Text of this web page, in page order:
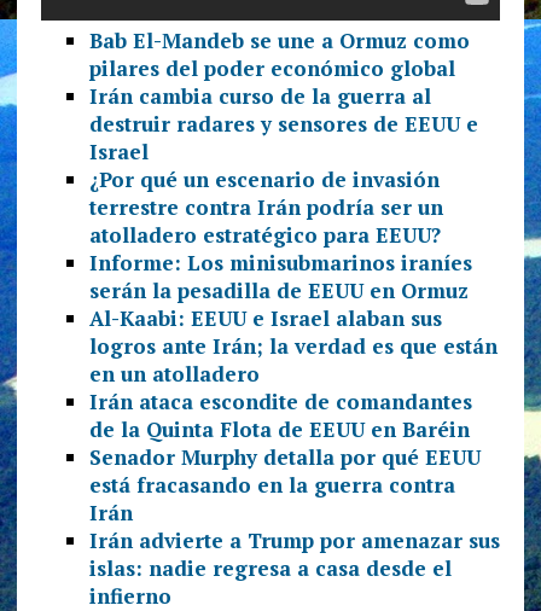
Bab El-Mandeb se une a Ormuz como
pilares del poder económico global
Irán cambia curso de la guerra al
destruir radares y sensores de EEUU e
Israel
¿Por qué un escenario de invasión
terrestre contra Irán podría ser un
atolladero estratégico para EEUU?
Informe: Los minisubmarinos iraníes
serán la pesadilla de EEUU en Ormuz
Al-Kaabi: EEUU e Israel alaban sus
logros ante Irán; la verdad es que están
en un atolladero
Irán ataca escondite de comandantes
de la Quinta Flota de EEUU en Baréin
Senador Murphy detalla por qué EEUU
está fracasando en la guerra contra
Irán
Irán advierte a Trump por amenazar sus
islas: nadie regresa a casa desde el
infierno